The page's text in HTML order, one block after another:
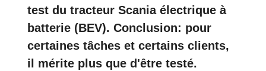
test du tracteur Scania électrique à
batterie (BEV). Conclusion: pour
certaines tâches et certains clients,
il mérite plus que d'être testé.